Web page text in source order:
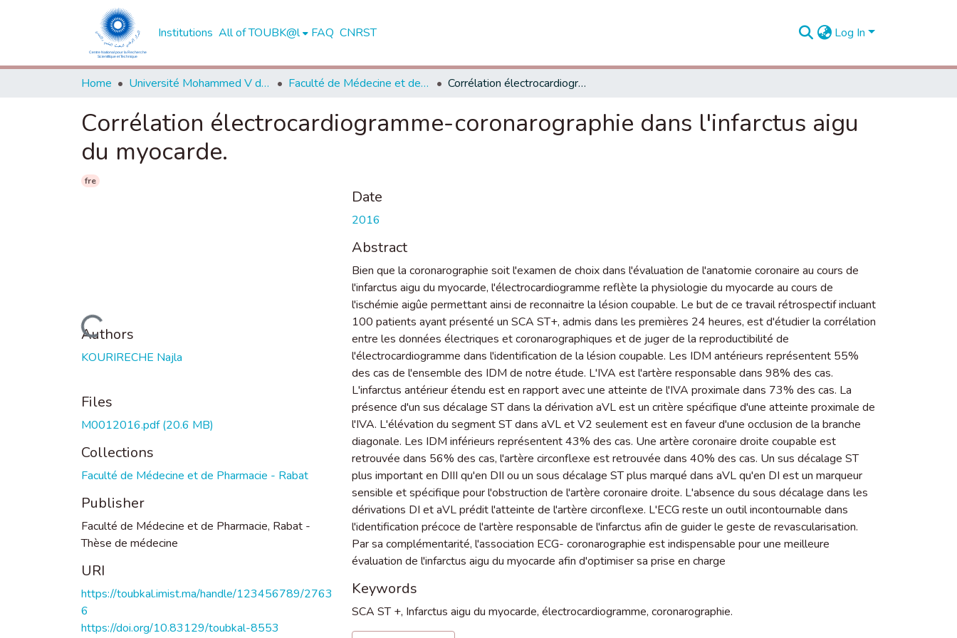
Institutions All of TOUBK@l FAQ CNRST Log In
Home Université Mohammed V de Rabat Faculté de Médecine et de Pharmacie - Rabat Corrélation électrocardiogramme-coronarographie dans l'infarctus aigu du myocarde.
Corrélation électrocardiogramme-coronarographie dans l'infarctus aigu
du myocarde.
fre
Loading...
Authors
KOURIRECHE Najla
Files
M0012016.pdf(20.6 MB)
Collections
Faculté de Médecine et de Pharmacie - Rabat
Publisher
Faculté de Médecine et de Pharmacie, Rabat -
Thèse de médecine
URI
https://toubkal.imist.ma/handle/123456789/2763
6
https://doi.org/10.83129/toubkal-8553
Date
2016
Abstract
Bien que la coronarographie soit l'examen de choix dans l'évaluation de l'anatomie coronaire au cours de
l'infarctus aigu du myocarde, l'électrocardiogramme reflète la physiologie du myocarde au cours de
l'ischémie aigûe permettant ainsi de reconnaitre la lésion coupable. Le but de ce travail rétrospectif incluant
100 patients ayant présenté un SCA ST+, admis dans les premières 24 heures, est d'étudier la corrélation
entre les données électriques et coronarographiques et de juger de la reproductibilité de
l'électrocardiogramme dans l'identification de la lésion coupable. Les IDM antérieurs représentent 55%
des cas de l'ensemble des IDM de notre étude. L'IVA est l'artère responsable dans 98% des cas.
L'infarctus antérieur étendu est en rapport avec une atteinte de l'IVA proximale dans 73% des cas. La
présence d'un sus décalage ST dans la dérivation aVL est un critère spécifique d'une atteinte proximale de
l'IVA. L'élévation du segment ST dans aVL et V2 seulement est en faveur d'une occlusion de la branche
diagonale. Les IDM inférieurs représentent 43% des cas. Une artère coronaire droite coupable est
retrouvée dans 56% des cas, l'artère circonflexe est retrouvée dans 40% des cas. Un sus décalage ST
plus important en DIII qu'en DII ou un sous décalage ST plus marqué dans aVL qu'en DI est un marqueur
sensible et spécifique pour l'obstruction de l'artère coronaire droite. L'absence du sous décalage dans les
dérivations DI et aVL prédit l'atteinte de l'artère circonflexe. L'ECG reste un outil incontournable dans
l'identification précoce de l'artère responsable de l'infarctus afin de guider le geste de revascularisation.
Par sa complémentarité, l'association ECG- coronarographie est indispensable pour une meilleure
évaluation de l'infarctus aigu du myocarde afin d'optimiser sa prise en charge
Keywords
SCA ST +, Infarctus aigu du myocarde, électrocardiogramme, coronarographie.